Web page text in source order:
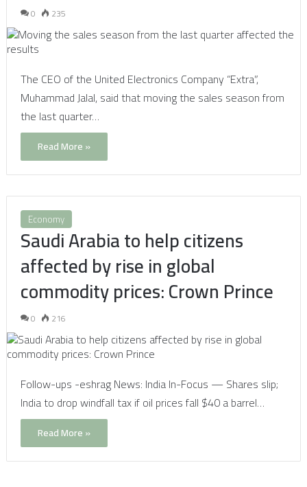
0 235
The CEO of the United Electronics Company “Extra”,
Muhammad Jalal, said that moving the sales season from
the last quarter…
Read More »
Economy
Saudi Arabia to help citizens
affected by rise in global
commodity prices: Crown Prince
0 216
Follow-ups -eshrag News: India In-Focus — Shares slip;
India to drop windfall tax if oil prices fall $40 a barrel…
Read More »